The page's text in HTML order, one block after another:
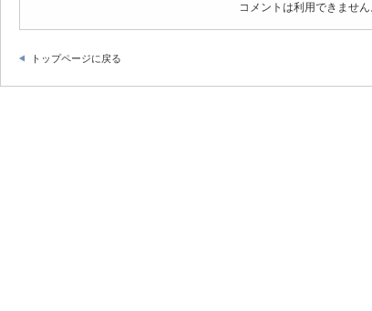
コメントは利用できませ
トップページに戻る